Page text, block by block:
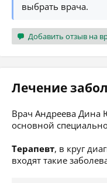
выбрать врача.
Добавить отзыв на
Лечение
Врач Андреева Дина
основной
Терапевт, в круг
входят такие